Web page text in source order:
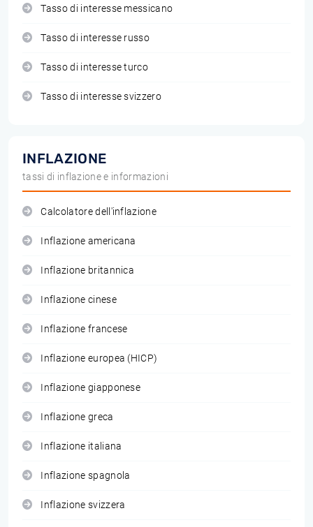
Tasso di interesse messicano
Tasso di interesse russo
Tasso di interesse turco
Tasso di interesse svizzero
INFLAZIONE
tassi di inflazione e informazioni
Calcolatore dell'inflazione
Inflazione americana
Inflazione britannica
Inflazione cinese
Inflazione francese
Inflazione europea (HICP)
Inflazione giapponese
Inflazione greca
Inflazione italiana
Inflazione spagnola
Inflazione svizzera